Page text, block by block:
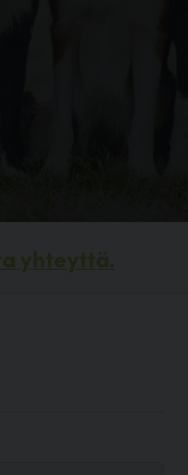
yhteyttä.